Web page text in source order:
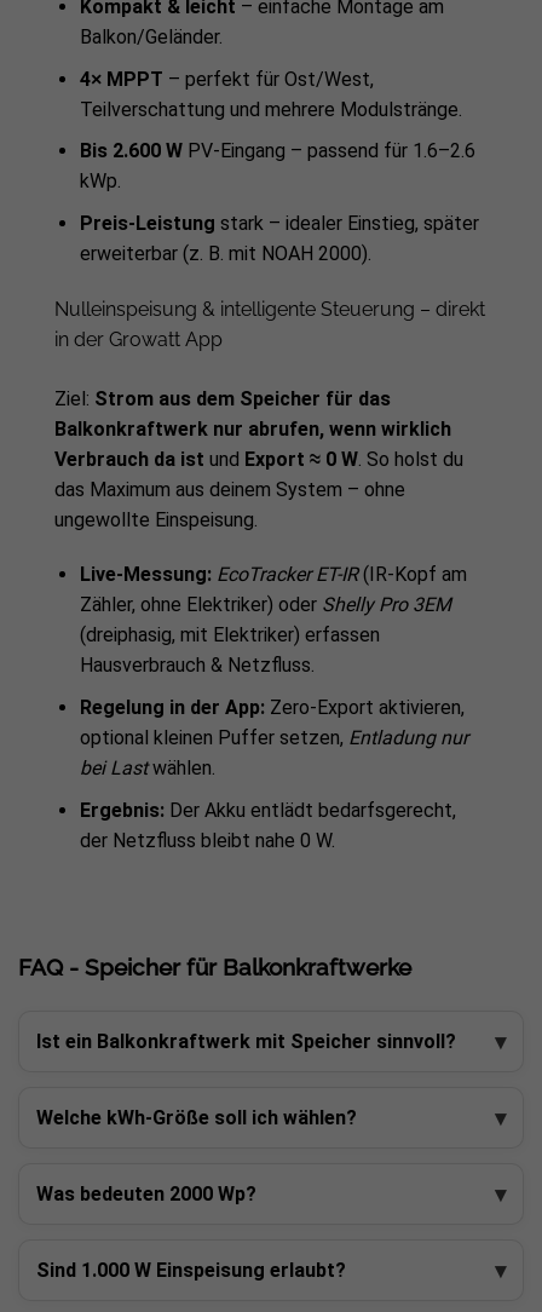
Kompakt & leicht – einfache Montage am
Balkon/Geländer.
4× MPPT – perfekt für Ost/West,
Teilverschattung und mehrere Modulstränge.
Bis 2.600 WPV-Eingang – passend für 1.6–2.6
kWp.
Preis-Leistung stark – idealer Einstieg, später
erweiterbar (z. B. mit NOAH 2000).
Nulleinspeisung & intelligente Steuerung – direkt
in der Growatt App
Ziel: Strom aus dem Speicher für das
Balkonkraftwerk nur abrufen, wenn wirklich
Verbrauch da ist und Export ≈ 0 W . So holst du
das Maximum aus deinem System – ohne
ungewollte Einspeisung.
Live-Messung: EcoTracker ET-IR(IR-Kopf am
Zähler, ohne Elektriker) oder Shelly Pro 3EM
(dreiphasig, mit Elektriker) erfassen
Hausverbrauch & Netzfluss.
Regelung in der App:Zero-Export aktivieren,
optional kleinen Puffer setzen, Entladung nur
bei Lastwählen.
Ergebnis:Der Akku entlädt bedarfsgerecht,
der Netzfluss bleibt nahe 0 W.
FAQ - Speicher für Balkonkraftwerke
Ist ein Balkonkraftwerk mit Speicher sinnvoll?
Welche kWh-Größe soll ich wählen?
Was bedeuten 2000 Wp?
Sind 1.000 W Einspeisung erlaubt?